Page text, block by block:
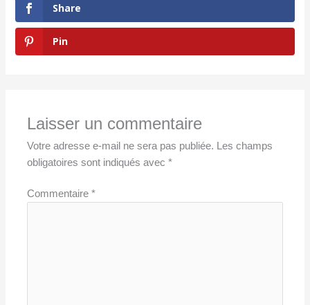
Share
Pin
Laisser un commentaire
Votre adresse e-mail ne sera pas publiée. Les champs
obligatoires sont indiqués avec*
Commentaire*